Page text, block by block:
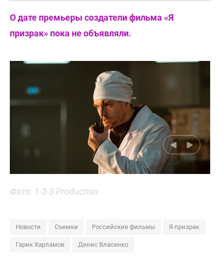
О дате премьеры создатели фильма «Я
призрак» пока не объявляли.
Фото: 1-2-3 Production
Новости Съемки Российские фильмы Я призрак
Гарик Харламов Денис Власенко